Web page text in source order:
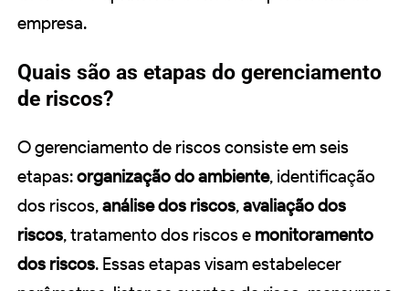
empresa.
Quais são as etapas do gerenciamento
de riscos?
O gerenciamento de riscos consiste em seis
etapas:organização do ambiente, identificação
dos riscos,análise dos riscos,avaliação dos
riscos, tratamento dos riscos e monitoramento
dos riscos. Essas etapas visam estabelecer